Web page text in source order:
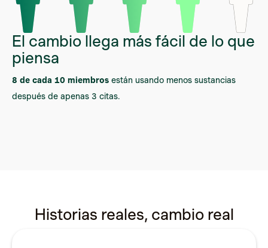
El cambio llega más fácil de lo que
piensa
8 de cada 10 miembros están usando menos sustancias
después de apenas 3 citas.
Historias reales, cambio real